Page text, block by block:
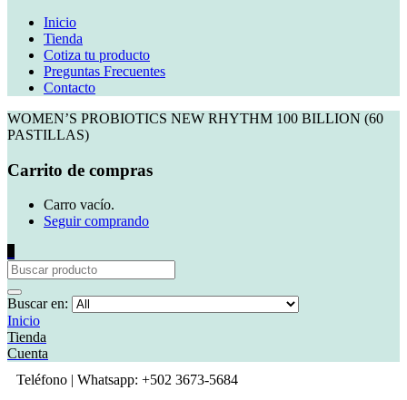
Inicio
Tienda
Cotiza tu producto
Preguntas Frecuentes
Contacto
WOMEN’S PROBIOTICS NEW RHYTHM 100 BILLION (60
PASTILLAS)
Carrito de compras
Carro vacío.
Seguir comprando
Buscar en:
Inicio
Tienda
Cuenta
Teléfono | Whatsapp: +502 3673-5684